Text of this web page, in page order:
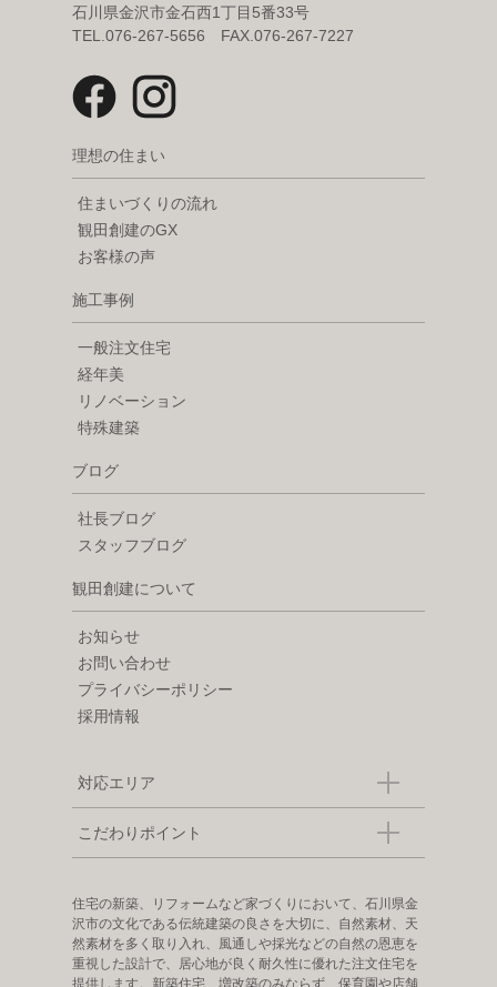
石川県金沢市金石西1丁目5番33号
TEL.076-267-5656 FAX.076-267-7227
理想の住まい
住まいづくりの流れ
観田創建のGX
お客様の声
施工事例
一般注文住宅
経年美
リノベーション
特殊建築
ブログ
社長ブログ
スタッフブログ
観田創建について
お知らせ
お問い合わせ
プライバシーポリシー
採用情報
対応エリア
こだわりポイント
住宅の新築、リフォームなど家づくりにおいて、石川県金
沢市の文化である伝統建築の良さを大切に、自然素材、天
然素材を多く取り入れ、風通しや採光などの自然の恩恵を
重視した設計で、居心地が良く耐久性に優れた注文住宅を
提供します。新築住宅、増改築のみならず、保育園や店舗